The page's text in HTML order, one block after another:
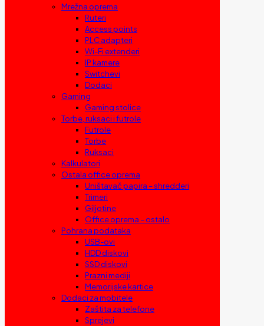
Mrežna oprema
Ruteri
Access points
PLC adapteri
Wi-Fi extenderi
IP kamere
Switchevi
Dodaci
Gaming
Gaming stolice
Torbe, ruksaci i futrole
Futrole
Torbe
Ruksaci
Kalkulatori
Ostala office oprema
Uništavač papira – shredderi
Trimeri
Giljotine
Office oprema – ostalo
Pohrana podataka
USB-ovi
HDD diskovi
SSD diskovi
Prazni mediji
Memorijske kartice
Dodaci za mobitele
Zaštita za telefone
Sprejevi